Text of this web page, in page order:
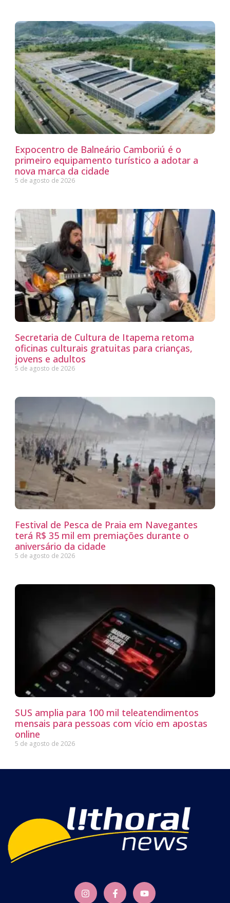
Expocentro de Balneário Camboriú é o
primeiro equipamento turístico a adotar a
nova marca da cidade
5 de agosto de 2026
Secretaria de Cultura de Itapema retoma
oficinas culturais gratuitas para crianças,
jovens e adultos
5 de agosto de 2026
Festival de Pesca de Praia em Navegantes
terá R$ 35 mil em premiações durante o
aniversário da cidade
5 de agosto de 2026
SUS amplia para 100 mil teleatendimentos
mensais para pessoas com vício em apostas
online
5 de agosto de 2026